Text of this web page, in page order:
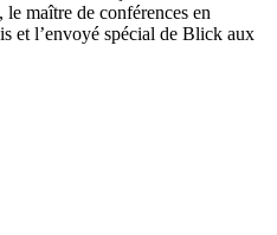
maître de conférences en
et l’envoyé spécial de Blick aux